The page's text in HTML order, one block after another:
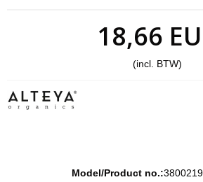
18,66
(incl. BTW)
Model/Product no.: